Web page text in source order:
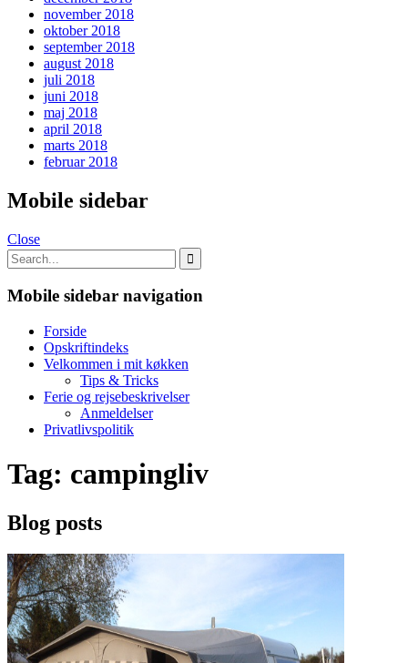
november 2018
oktober 2018
september 2018
august 2018
juli 2018
juni 2018
maj 2018
april 2018
marts 2018
februar 2018
Mobile sidebar
Close
Mobile sidebar navigation
Forside
Opskriftindeks
Velkommen i mit køkken
Tips & Tricks
Ferie og rejsebeskrivelser
Anmeldelser
Privatlivspolitik
Tag: campingliv
Blog posts